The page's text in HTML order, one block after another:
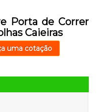
Porta de Correr
Caieiras
uma cotação